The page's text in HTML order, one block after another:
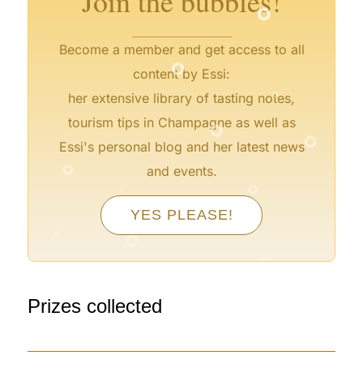
Become a member and get access to all
content by Essi:
her extensive library of tasting notes,
tourism tips in Champagne as well as
Essi's personal blog and her latest news
and events.
YES PLEASE!
°
° °
°
°
°
°
Prizes collected